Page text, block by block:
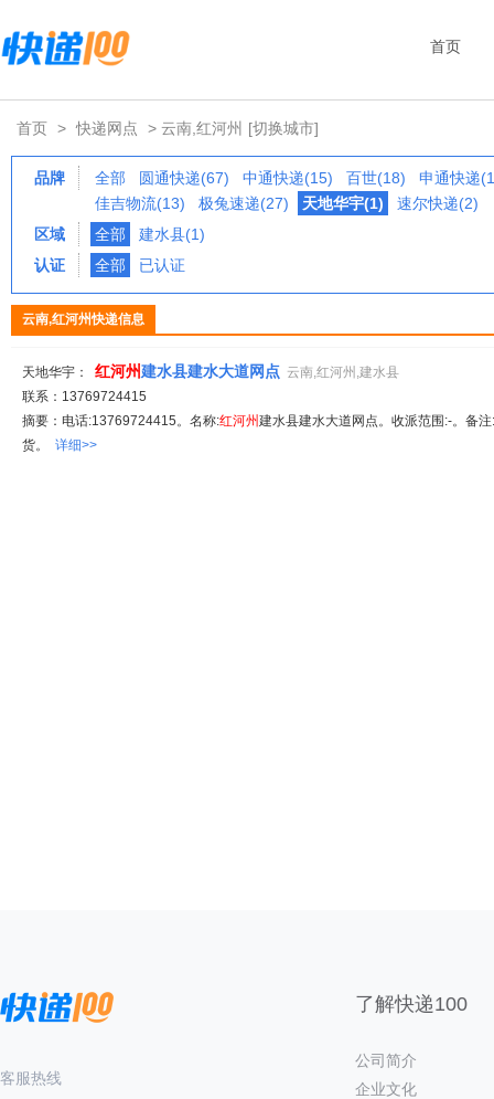
首页
首页 > 快递网点 > 云南,红河州 [切换城市]
品牌 全部 圆通快递(67) 中通快递(15) 百世(18)
申通快递
佳吉物流(13)
极兔速递(27) 天地华宇(1)
速尔快递(2)
区域
全部
建水县(1)
认证
全部 已认证
云南,红河州快递信息
天地华宇： 红河州建水县建水大道网点 云南,红河州,建水县
联系：13769724415
摘要：电话:13769724415。名称:红河州建水县建水大道网点。收派范围:-。备
货。 详细>>
客服热线
了解快递100
公司简介
企业文化